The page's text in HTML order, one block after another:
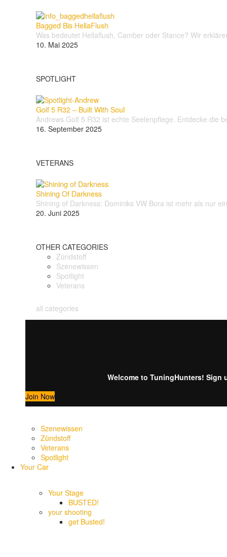
Bagged Bis HellaFlush
Was bedeutet Hellaflush, Camber oder Stance? Wir
10. Mai 2025
SPOTLIGHT
Golf 5 R32 – Built With Soul
Andrews Golf 5 R32 ist echte Seelenpflege. Entdecke die
16. September 2025
VETERANS
Shining Of Darkness
Shining of Darkness: Dominiks VW Bora ist mehr als nur
20. Juni 2025
OTHER CATEGORIES
Zündstoff
Szenewissen
Spotlight
Veterans
all categories
Welcome to TuningHunters!
Join Now
Szenewissen
Zündstoff
Veterans
Spotlight
Your Car
Your Stage
BUSTED!
your shooting
get Busted!